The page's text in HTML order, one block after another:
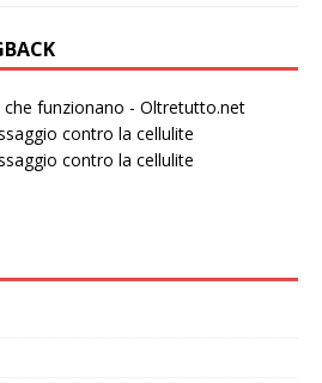
funzionano - Oltretutto.net
contro la cellulite
contro la cellulite